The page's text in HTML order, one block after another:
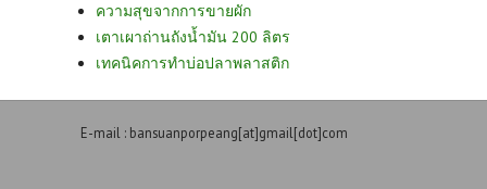
ความสุขจากการขายผัก
เตาเผาถ่านถังน้ำมัน 200 ลิตร
เทคนิคการทำบ่อปลาพลาสติก
E-mail : bansuanporpeang[at]gmail[dot]com